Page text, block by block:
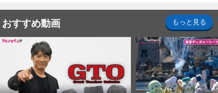
おすすめ動画 もっと見る